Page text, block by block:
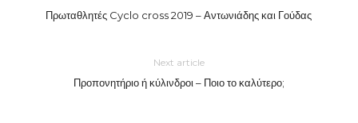
Πρωταθλητές Cyclo cross 2019 – Αντωνιάδης και Γούδας
Next article
Προπονητήριο ή κύλινδροι – Ποιο το καλύτερο;